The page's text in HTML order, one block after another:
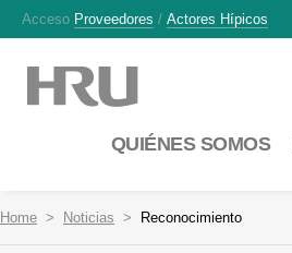
Acceso Proveedores / Actores Hípicos
QUIÉNES SOMOS
Home Noticias Reconocimiento